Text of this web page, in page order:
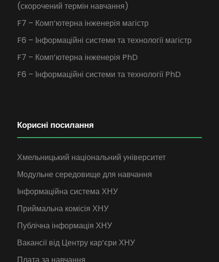
(скорочений термін навчання)
F7 – Комп’ютерна інженерія магістр
F6 – Інформаційні системи та технології магістр
F7 – Комп’ютерна інженерія PhD
F6 – Інформаційні системи та технології PhD
Корисні посилання
Хмельницький національний університет
Модульне середовище для навчання
Інформаційна система ХНУ
Приймальна комісія ХНУ
Публічна інформація ХНУ
Вакансії від Центру кар’єри ХНУ